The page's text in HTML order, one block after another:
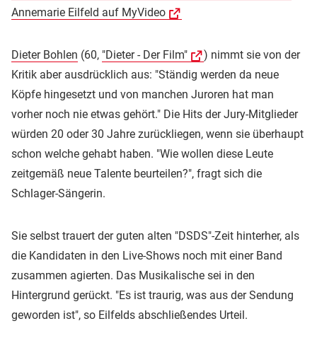
Annemarie Eilfeld auf MyVideo
Dieter Bohlen (60, "Dieter - Der Film"
) nimmt sie von der
Kritik aber ausdrücklich aus: "Ständig werden da neue
Köpfe hingesetzt und von manchen Juroren hat man
vorher noch nie etwas gehört." Die Hits der Jury-Mitglieder
würden 20 oder 30 Jahre zurückliegen, wenn sie überhaupt
schon welche gehabt haben. "Wie wollen diese Leute
zeitgemäß neue Talente beurteilen?", fragt sich die
Schlager-Sängerin.
Sie selbst trauert der guten alten "DSDS"-Zeit hinterher, als
die Kandidaten in den Live-Shows noch mit einer Band
zusammen agierten. Das Musikalische sei in den
Hintergrund gerückt. "Es ist traurig, was aus der Sendung
geworden ist", so Eilfelds abschließendes Urteil.